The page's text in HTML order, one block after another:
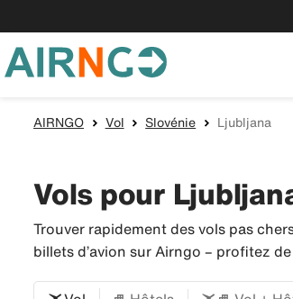
AIRNGO Vol Slovénie Ljubljana
Vols pour
Trouver rapidement des vols pas
billets d’avion sur Airngo – profitez